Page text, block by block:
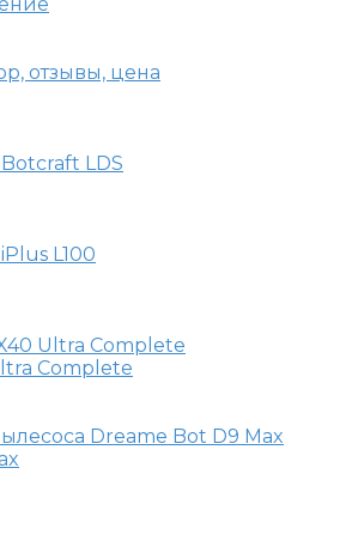
Complete